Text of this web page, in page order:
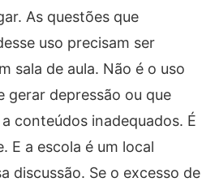
As questões que
uso precisam ser
sala de aula. Não é o uso
gerar depressão ou que
conteúdos inadequados. É
E a escola é um local
discussão. Se o excesso de